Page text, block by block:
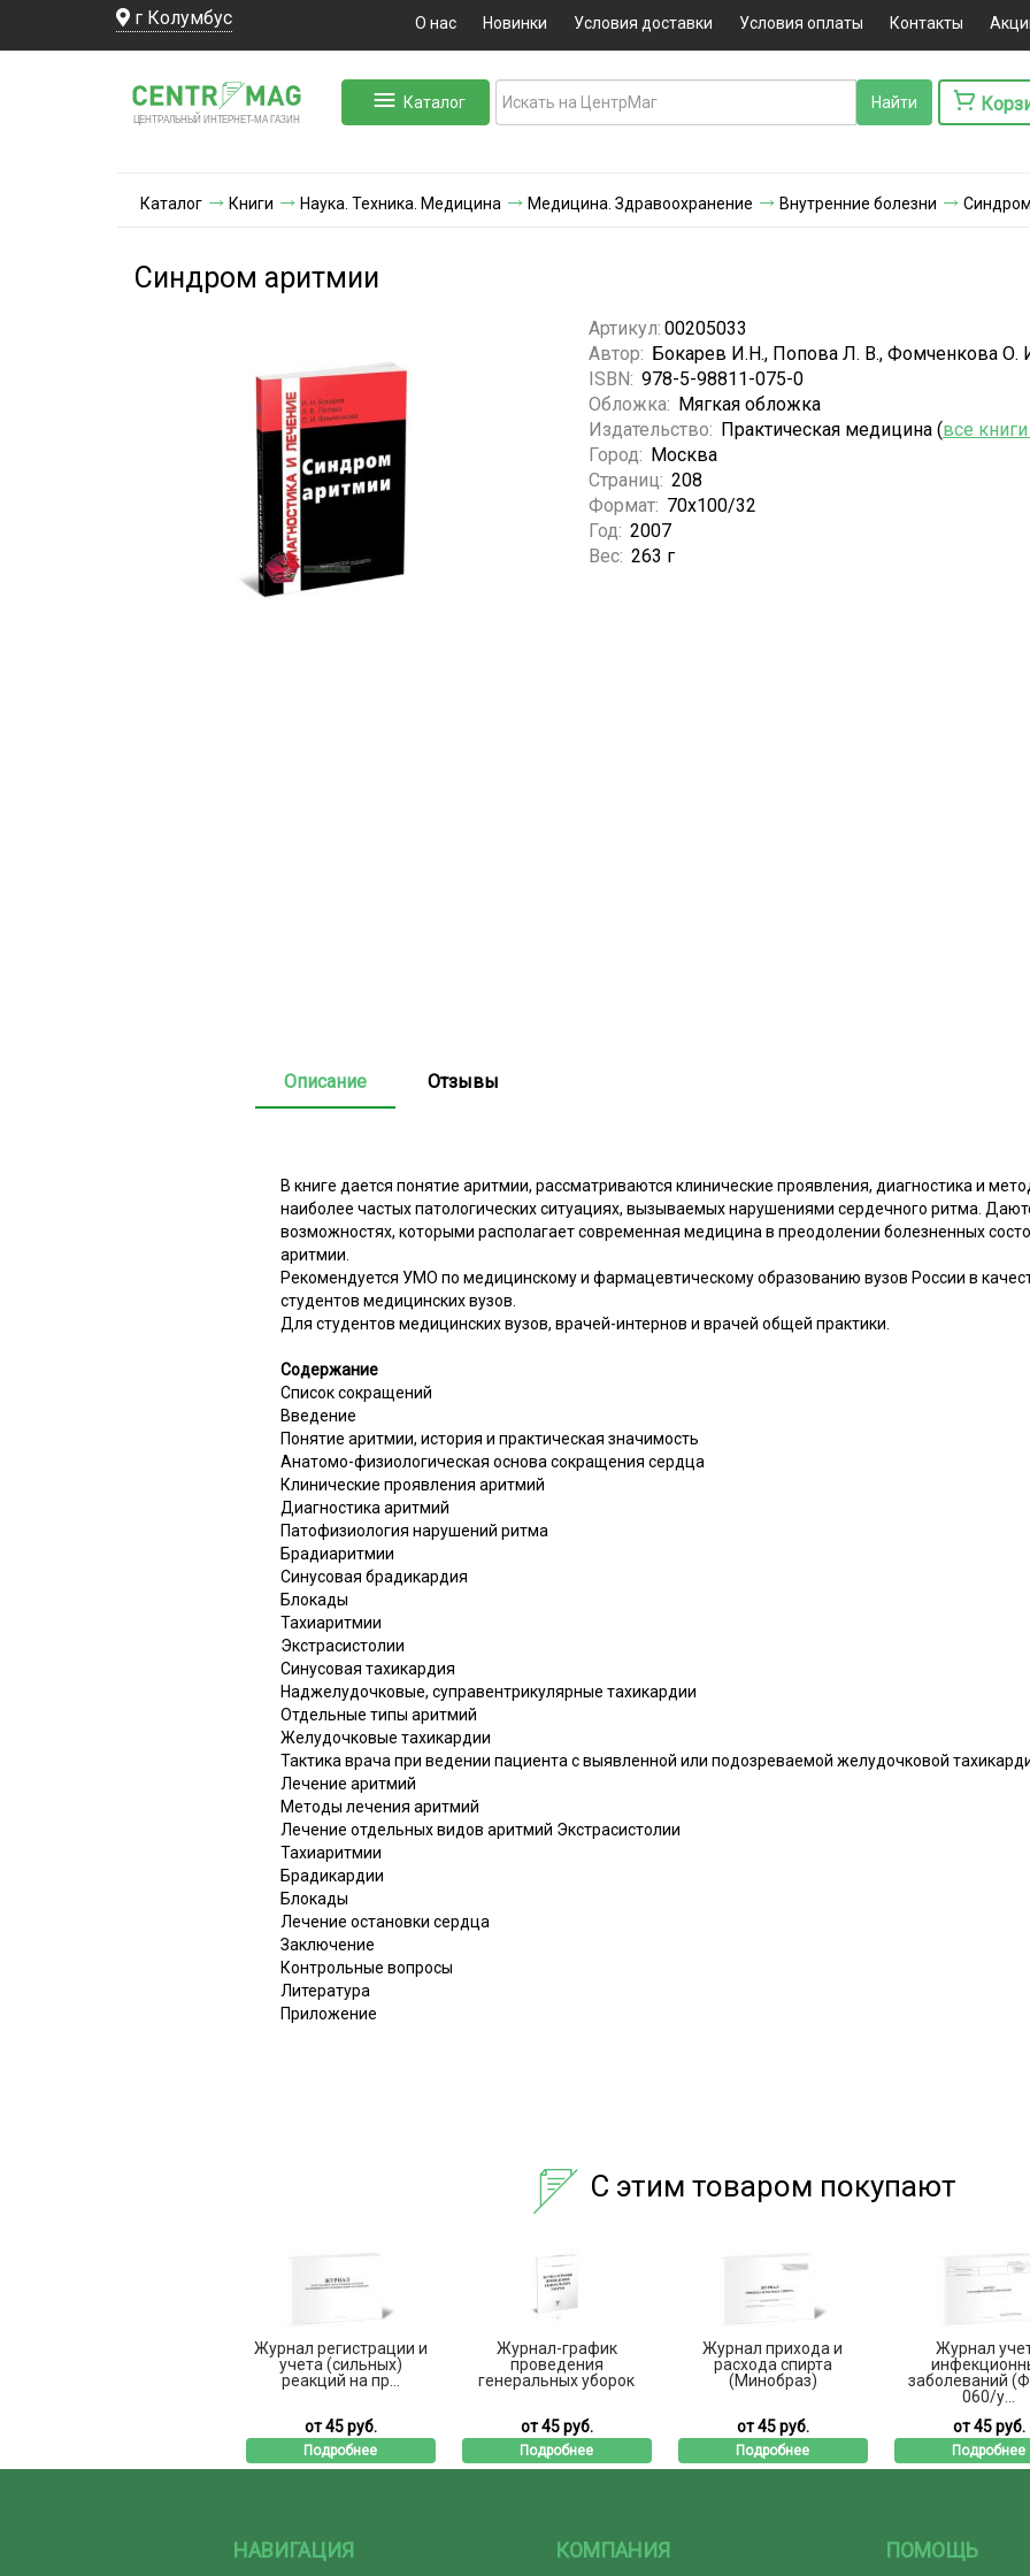
г Колумбус О нас Новинки Условия доставки Условия оплаты Контакты
ЦЕНТРАЛЬНЫЙ ИНТЕРНЕТ-МА ГАЗИН
Каталог
Каталог Книги Наука. Техника. Медицина Медицина. Здравоохранение Внутренние болезни
Синдром аритмии
Артикул: 00205033
Автор: Бокарев И.Н., Попова Л. В., Фомченкова О.
ISBN: 978-5-98811-075-0
Обложка: Мягкая обложка
Издательство: Практическая медицина (все
Город: Москва
Страниц: 208
Формат: 70x100/32
Год: 2007
Вес: 263 г
Описание Отзывы
В книге дается понятие аритмии, рассматриваются клинические проявления, диагностика и
наиболее частых патологических ситуациях, вызываемых нарушениями сердечного ритма.
возможностях, которыми располагает современная медицина в преодолении болезненных
аритмии.
Рекомендуется УМО по медицинскому и фармацевтическому образованию вузов России в
студентов медицинских вузов.
Для студентов медицинских вузов, врачей-интернов и врачей общей практики.
Содержание
Список сокращений
Введение
Понятие аритмии, история и практическая значимость
Анатомо-физиологическая основа сокращения сердца
Клинические проявления аритмий
Диагностика аритмий
Патофизиология нарушений ритма
Брадиаритмии
Синусовая брадикардия
Блокады
Тахиаритмии
Экстрасистолии
Синусовая тахикардия
Наджелудочковые, суправентрикулярные тахикардии
Отдельные типы аритмий
Желудочковые тахикардии
Тактика врача при ведении пациента с выявленной или подозреваемой желудочковой
Лечение аритмий
Методы лечения аритмий
Лечение отдельных видов аритмий Экстрасистолии
Тахиаритмии
Брадикардии
Блокады
Лечение остановки сердца
Заключение
Контрольные вопросы
Литература
Приложение
С этим товаром покупают
Журнал регистрации и
учета (сильных)
реакций на пр...
от 45 руб.
Подробнее
Журнал-график
проведения
генеральных уборок
от 45 руб.
Подробнее
Журнал прихода и
расхода спирта
(Минобраз)
от 45 руб.
Подробнее
Журнал
заболеваний
060/у...
от 45 руб.
Подробнее
НАВИГАЦИЯ КОМПАНИЯ ПОМОЩЬ